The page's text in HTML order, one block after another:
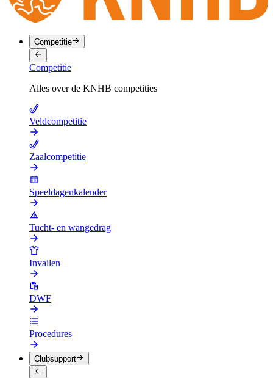
Competitie
Competitie
Alles over de KNHB competities
Veldcompetitie
Zaalcompetitie
Speeldagenkalender
Tucht- en wangedrag
Invallen
DWF
Procedures
Clubsupport